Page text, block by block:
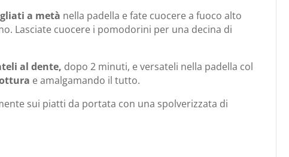
a metà nella padella e fate cuocere a fuoco alto
Lasciate cuocere i pomodorini per una decina di
al dente, dopo 2 minuti, e versateli nella padella col
e amalgamando il tutto.
sui piatti da portata con una spolverizzata di